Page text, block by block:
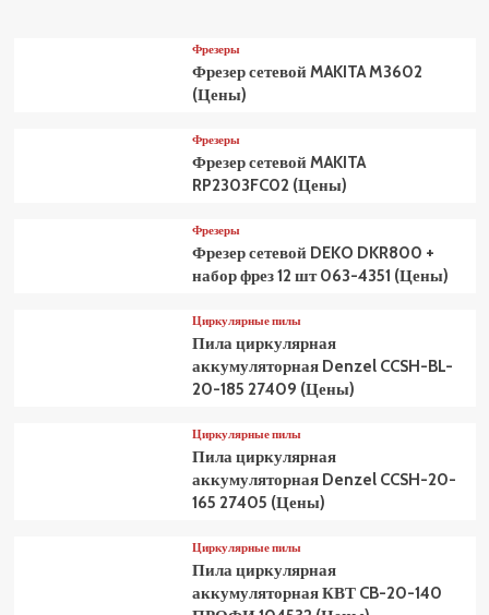
Фрезеры
Фрезер сетевой MAKITA M3602
(Цены)
Фрезеры
Фрезер сетевой MAKITA
RP2303FC02 (Цены)
Фрезеры
Фрезер сетевой DEKO DKR800 +
набор фрез 12 шт 063-4351 (Цены)
Циркулярные пилы
Пила циркулярная
аккумуляторная Denzel CCSH-BL-
20-185 27409 (Цены)
Циркулярные пилы
Пила циркулярная
аккумуляторная Denzel CCSH-20-
165 27405 (Цены)
Циркулярные пилы
Пила циркулярная
аккумуляторная КВТ CB-20-140